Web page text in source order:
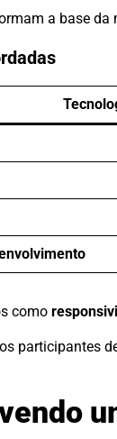
a base
como
participantes